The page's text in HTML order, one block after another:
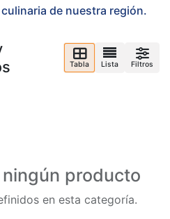
de nuestra región.
Tabla Lista Filtros
producto
en esta categoría.